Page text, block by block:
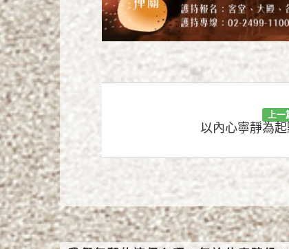
上一
以內心寧靜為